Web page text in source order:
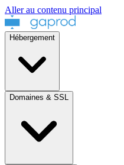
Aller au contenu principal
Hébergement
Domaines & SSL